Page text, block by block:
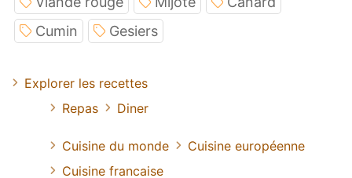
Cumin
Gesiers
Explorer les recettes
Repas
Diner
Cuisine du monde
Cuisine européenne
Cuisine francaise